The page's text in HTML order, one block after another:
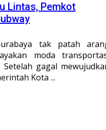
Lintas, Pemkot
tak patah
moda
gagal
Kota ...